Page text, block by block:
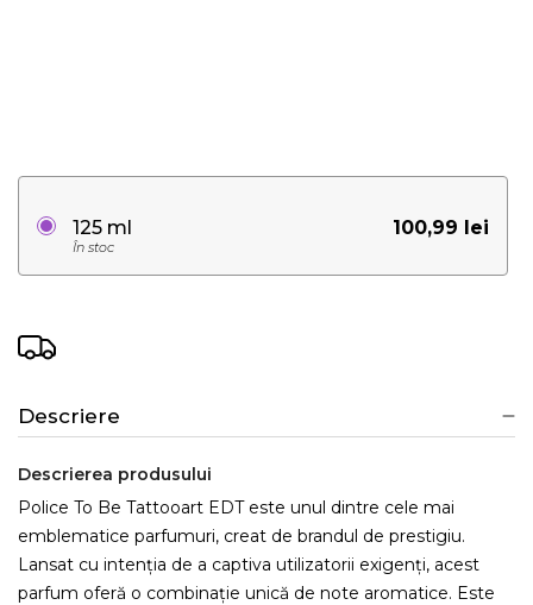
100,99 lei
125 ml
În stoc
Descriere
Descrierea produsului
Police To Be Tattooart EDT este unul dintre cele mai
emblematice parfumuri, creat de brandul de prestigiu.
Lansat cu intenția de a captiva utilizatorii exigenți, acest
parfum oferă o combinație unică de note aromatice. Este